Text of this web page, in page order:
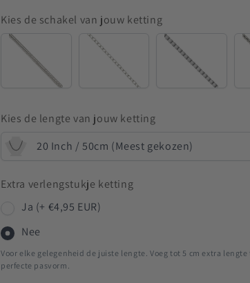
Kies de schakel van jouw ketting
Kies de lengte van jouw ketting
20 Inch / 50cm (Meest gekozen)
Extra verlengstukje ketting
Ja (+ €4,95 EUR)
Nee
Voor elke gelegenheid de juiste lengte. Voeg tot 5 cm extra lengte
perfecte pasvorm.